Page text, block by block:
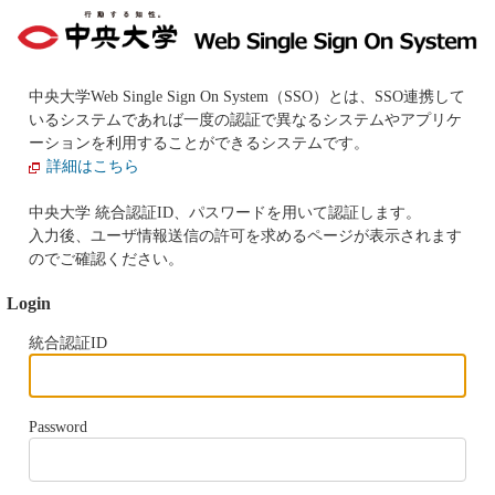
中央大学Web Single Sign On System（SSO）とは、SSO連携して
いるシステムであれば一度の認証で異なるシステムやアプリケ
ーションを利用することができるシステムです。
詳細はこちら
中央大学 統合認証ID、パスワードを用いて認証します。
入力後、ユーザ情報送信の許可を求めるページが表示されます
のでご確認ください。
Login
統合認証ID
Password